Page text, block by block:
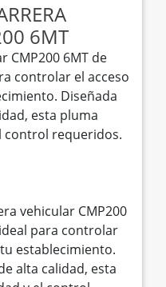
6MT
CMP200 6MT de
controlar el acceso
Diseñada
esta pluma
control requeridos.
vehicular CMP200
ideal para controlar
establecimiento.
alta calidad, esta